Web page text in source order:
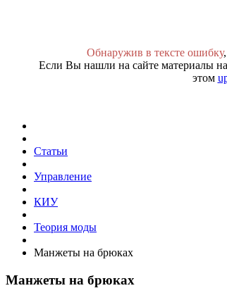
Обнаружив в тексте ошибку
Если Вы нашли на сайте материалы
этом
Статьи
Управление
КИУ
Теория моды
Манжеты на брюках
Манжеты на брюках